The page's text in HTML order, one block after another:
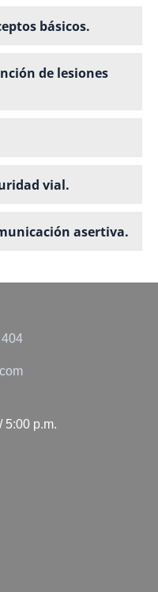
básicos.
de lesiones
vial.
asertiva.
5:00 p.m.